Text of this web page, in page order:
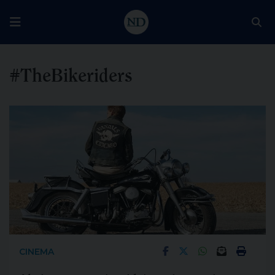
#TheBikeriders
CINEMA